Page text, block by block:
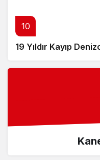
10
19 Yıldır Kayıp